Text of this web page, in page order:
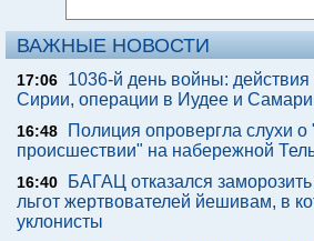
ВАЖНЫЕ НОВОСТИ
17:06
1036-й день войны:
Сирии, операции в Иудее и
16:48
Полиция опровергла слухи
происшествии" на набережной
16:40
БАГАЦ отказался
льгот жертвователей йешивам, в
уклонисты